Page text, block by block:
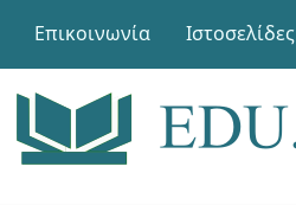
Επικοινωνία Ιστοσελίδες